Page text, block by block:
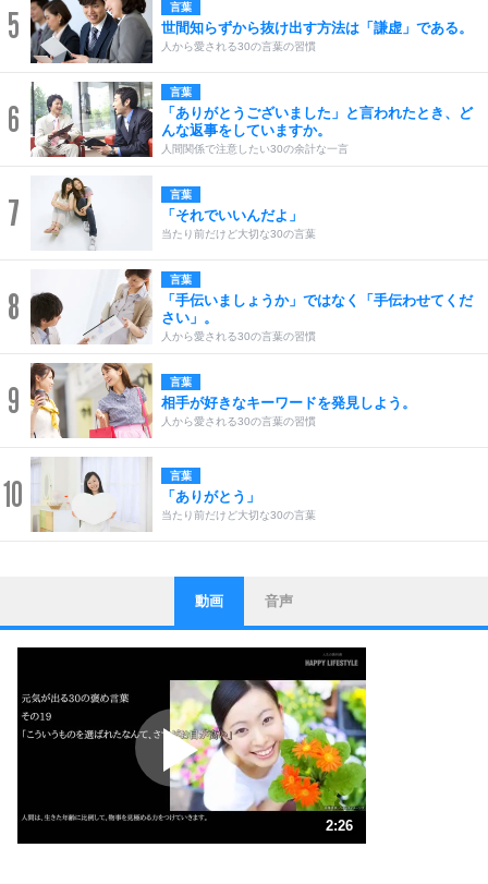
5 言葉
世間知らずから抜け出す方法は「謙虚」である。
人から愛される30の言葉の習慣
6
言葉
「ありがとうございました」と言われたとき、ど
んな返事をしていますか。
人間関係で注意したい30の余計な一言
7 言葉
「それでいいんだよ」
当たり前だけど大切な30の言葉
8
言葉
「手伝いましょうか」ではなく「手伝わせてくだ
さい」。
人から愛される30の言葉の習慣
9 言葉
相手が好きなキーワードを発見しよう。
人から愛される30の言葉の習慣
10 言葉
「ありがとう」
当たり前だけど大切な30の言葉
1
ストレス対策
他人と比べない。
いっそのこと、他人を見ない。
いらいらしない人になる30の方法
プラス思考
ポジティブになれない原因は、行動しないから。
ポジティブ思考になる30の方法
ストレス対策
人生、なんとかなるもの。
気楽に生きる30の方法
動画 音声
2:26